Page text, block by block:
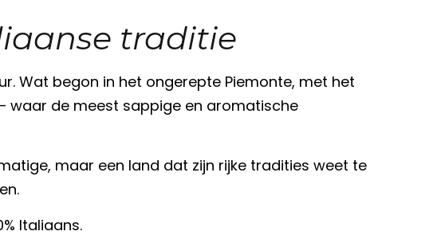
traditie
Wat begon in het ongerepte Piemonte, met het
waar de meest sappige en aromatische
maar een land dat zijn rijke tradities weet te
Italiaans.